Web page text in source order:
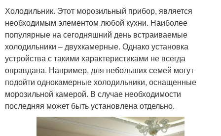
Холодильник. Этот морозильный прибор, является
необходимым элементом любой кухни. Наиболее
популярные на сегодняшний день встраиваемые
холодильники – двухкамерные. Однако установка
устройства с такими характеристиками не всегда
оправдана. Например, для небольших семей могут
подойти однокамерные холодильники, оснащенные
морозильной камерой. В случае необходимости
последняя может быть установлена отдельно.